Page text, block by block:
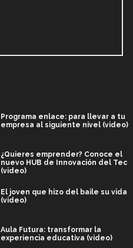
Programa enlace: para llevar a tu
empresa al siguiente nivel (video)
¿Quieres emprender? Conoce el
nuevo HUB de Innovación del Tec
(video)
El joven que hizo del baile su vida
(video)
Aula Futura: transformar la
experiencia educativa (video)